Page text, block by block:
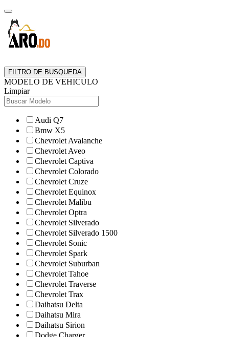
FILTRO DE BUSQUEDA
MODELO DE VEHICULO
Limpiar
Audi Q7
Bmw X5
Chevrolet Avalanche
Chevrolet Aveo
Chevrolet Captiva
Chevrolet Colorado
Chevrolet Cruze
Chevrolet Equinox
Chevrolet Malibu
Chevrolet Optra
Chevrolet Silverado
Chevrolet Silverado 1500
Chevrolet Sonic
Chevrolet Spark
Chevrolet Suburban
Chevrolet Tahoe
Chevrolet Traverse
Chevrolet Trax
Daihatsu Delta
Daihatsu Mira
Daihatsu Sirion
Dodge Charger